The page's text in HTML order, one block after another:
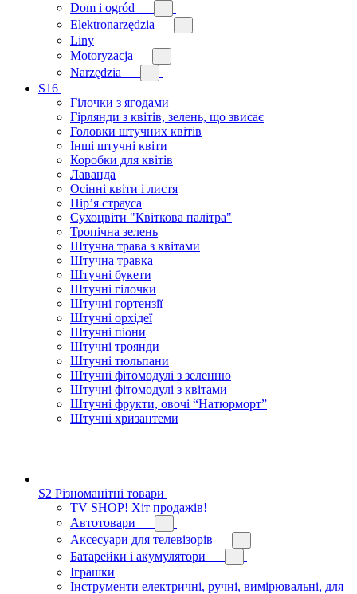
Dom i ogród
Elektronarzędzia
Liny
Motoryzacja
Narzędzia
S16
Гілочки з ягодами
Гірлянди з квітів, зелень, що звисає
Головки штучних квітів
Інші штучні квіти
Коробки для квітів
Лаванда
Осінні квіти і листя
Пір’я страуса
Сухоцвіти "Квіткова палітра"
Тропічна зелень
Штучна трава з квітами
Штучна травка
Штучні букети
Штучні гілочки
Штучні гортензії
Штучні орхідеї
Штучні піони
Штучні троянди
Штучні тюльпани
Штучні фітомодулі з зеленню
Штучні фітомодулі з квітами
Штучні фрукти, овочі “Натюрморт”
Штучні хризантеми
S2 Різноманітні товари
TV SHOP! Хіт продажів!
Автотовари
Аксесуари для телевізорів
Батарейки і акумулятори
Іграшки
Інструменти електричні, ручні, вимірювальні, для